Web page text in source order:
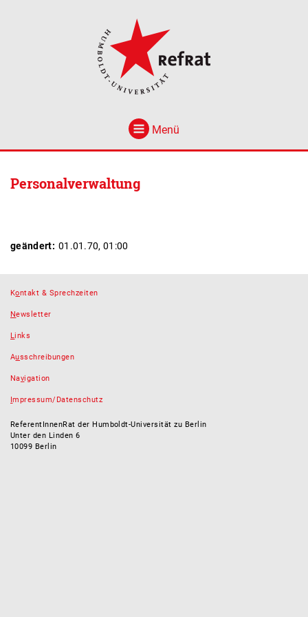
Menü
Personalverwaltung
geändert: 01.01.70, 01:00
Kontakt & Sprechzeiten
Newsletter
Links
Ausschreibungen
Navigation
Impressum/Datenschutz
ReferentInnenRat der Humboldt-Universität zu Berlin
Unter den Linden 6
10099 Berlin